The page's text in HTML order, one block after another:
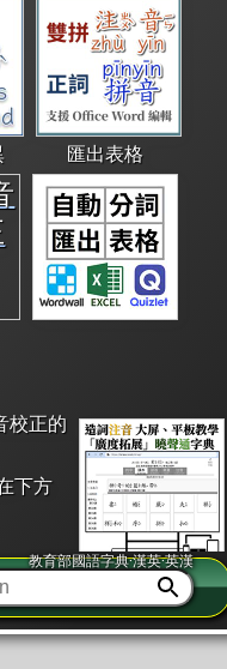
匯出表格
校正的
下方
注音」或「同筆畫」。
詢」此字詞的解釋，不
教育部國語字典·漢英·英漢